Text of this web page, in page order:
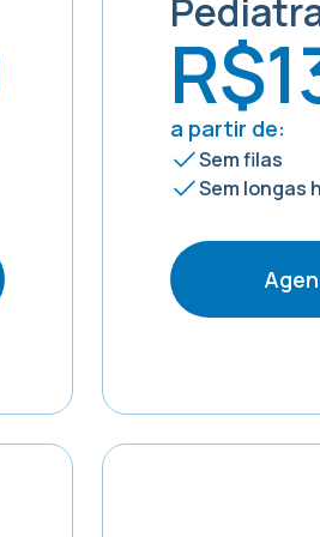
a partir de:
Sem filas
Sem longas